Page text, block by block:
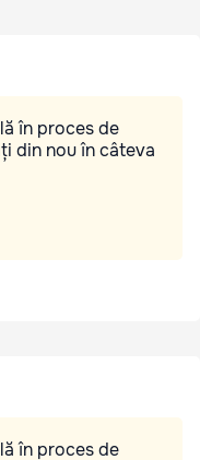
în proces de
din nou în câteva
în proces de